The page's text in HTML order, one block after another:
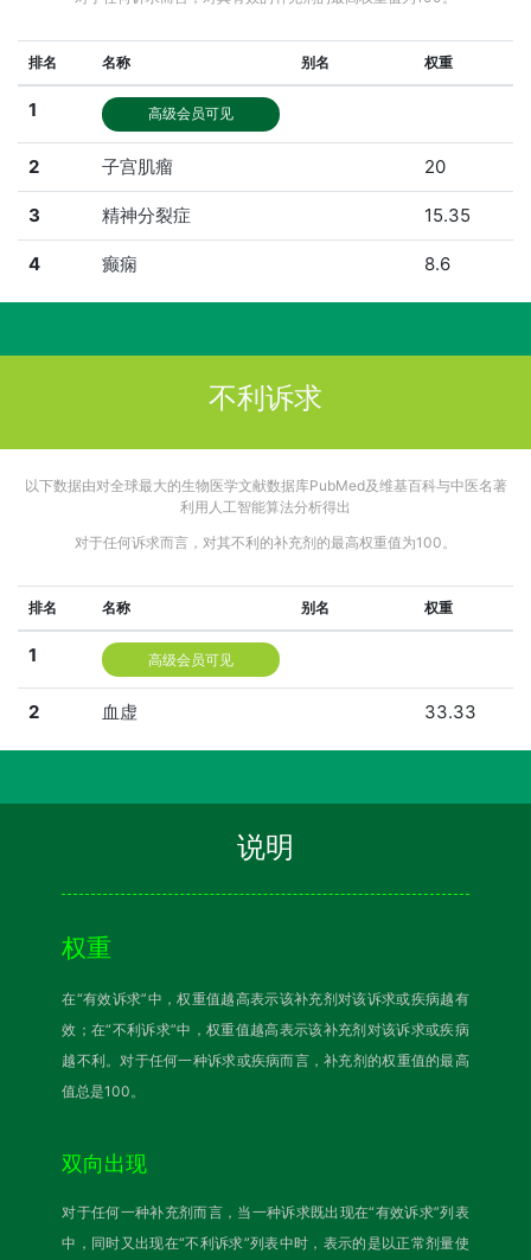
排名 名称 别名 权重
1 高级会员可见
2 子宫肌瘤 20
3 精神分裂症 15.35
4 癫痫 8.6
不利诉求
以下数据由对全球最大的生物医学文献数据库PubMed及维基百科与中医名著
利用人工智能算法分析得出
对于任何诉求而言，对其不利的补充剂的最高权重值为100。
排名 名称 别名 权重
1 高级会员可见
2 血虚 33.33
说明
权重
在“有效诉求”中，权重值越高表示该补充剂对该诉求或疾病越有
效；在“不利诉求”中，权重值越高表示该补充剂对该诉求或疾病
越不利。对于任何一种诉求或疾病而言，补充剂的权重值的最高
值总是100。
双向出现
对于任何一种补充剂而言，当一种诉求既出现在“有效诉求”列表
中，同时又出现在“不利诉求”列表中时，表示的是以正常剂量使